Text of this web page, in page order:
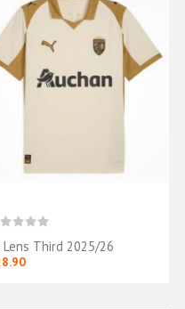
Lens Third 2025/26